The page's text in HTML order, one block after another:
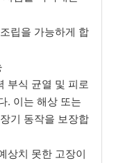
립을 가능하게 합
부식 균열 및 피로
. 이는 해상 또는
기 동작을 보장합
상치 못한 고장이